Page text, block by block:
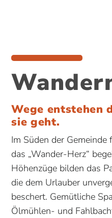
Wege entstehen
sie geht.
Im Süden der
das „Wander-Herz“
Höhenzüge bilden das
die dem Urlauber
beschert. Gemütliche
Ölmühlen- und